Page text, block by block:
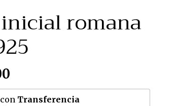
romana
con Transferencia